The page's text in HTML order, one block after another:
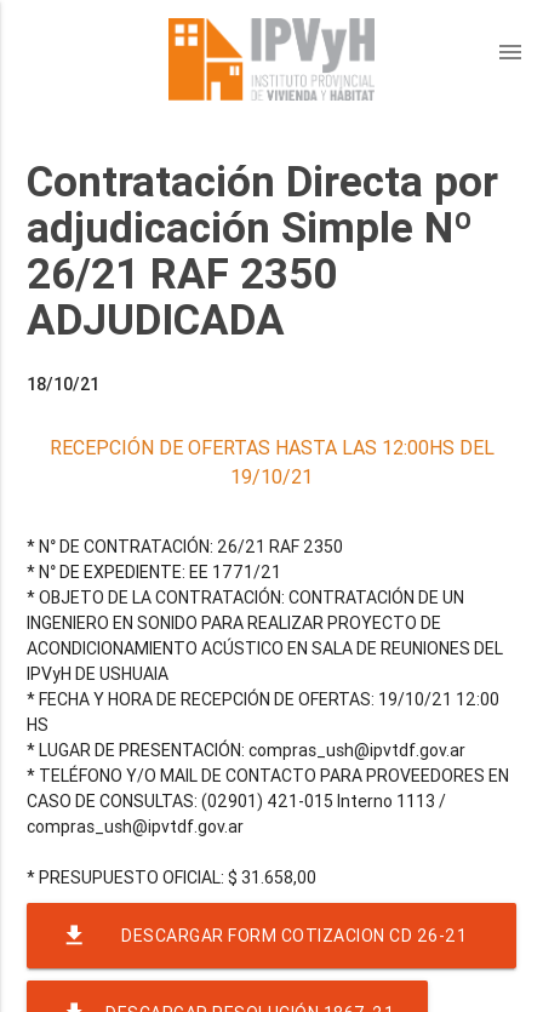
menu
Contratación Directa por
adjudicación Simple Nº
26/21 RAF 2350
ADJUDICADA
18/10/21
RECEPCIÓN DE OFERTAS HASTA LAS 12:00HS DEL
19/10/21
* N° DE CONTRATACIÓN: 26/21 RAF 2350
* N° DE EXPEDIENTE: EE 1771/21
* OBJETO DE LA CONTRATACIÓN: CONTRATACIÓN DE UN
INGENIERO EN SONIDO PARA REALIZAR PROYECTO DE
ACONDICIONAMIENTO ACÚSTICO EN SALA DE REUNIONES DEL
IPVyH DE USHUAIA
* FECHA Y HORA DE RECEPCIÓN DE OFERTAS: 19/10/21 12:00
HS
* LUGAR DE PRESENTACIÓN: compras_ush@ipvtdf.gov.ar
* TELÉFONO Y/O MAIL DE CONTACTO PARA PROVEEDORES EN
CASO DE CONSULTAS: (02901) 421-015 Interno 1113 /
compras_ush@ipvtdf.gov.ar
file_download DESCARGAR FORM COTIZACION CD 26-21
RAF2350